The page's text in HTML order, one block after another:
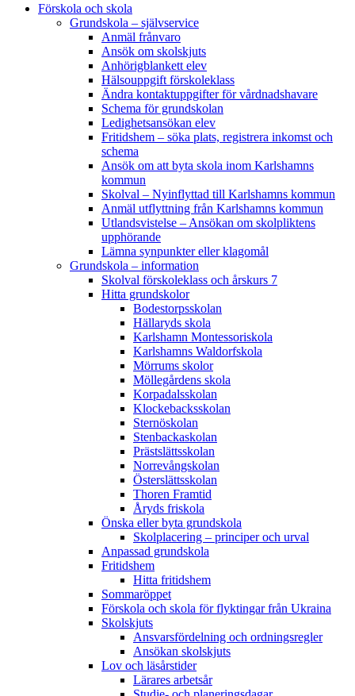
Förskola och skola
Grundskola – självservice
Anmäl frånvaro
Ansök om skolskjuts
Anhörigblankett elev
Hälsouppgift förskoleklass
Ändra kontaktuppgifter för vårdnadshavare
Schema för grundskolan
Ledighetsansökan elev
Fritidshem – söka plats, registrera inkomst och
schema
Ansök om att byta skola inom Karlshamns
kommun
Skolval – Nyinflyttad till Karlshamns kommun
Anmäl utflyttning från Karlshamns kommun
Utlandsvistelse – Ansökan om skolpliktens
upphörande
Lämna synpunkter eller klagomål
Grundskola – information
Skolval förskoleklass och årskurs 7
Hitta grundskolor
Bodestorpsskolan
Hällaryds skola
Karlshamn Montessoriskola
Karlshamns Waldorfskola
Mörrums skolor
Möllegårdens skola
Korpadalsskolan
Klockebacksskolan
Sternöskolan
Stenbackaskolan
Prästslättsskolan
Norrevångskolan
Österslättsskolan
Thoren Framtid
Åryds friskola
Önska eller byta grundskola
Skolplacering – principer och urval
Anpassad grundskola
Fritidshem
Hitta fritidshem
Sommaröppet
Förskola och skola för flyktingar från Ukraina
Skolskjuts
Ansvarsfördelning och ordningsregler
Ansökan skolskjuts
Lov och läsårstider
Lärares arbetsår